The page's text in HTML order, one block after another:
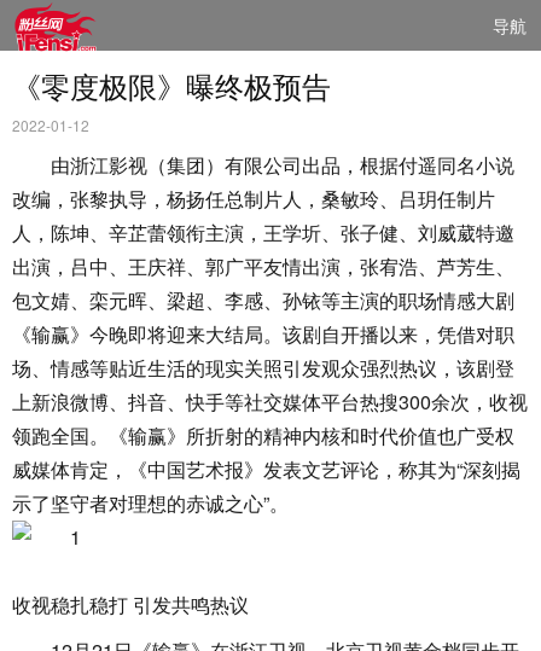
导航
《零度极限》曝终极预告
2022-01-12
由浙江影视（集团）有限公司出品，根据付遥同名小说
改编，张黎执导，杨扬任总制片人，桑敏玲、吕玥任制片
人，陈坤、辛芷蕾领衔主演，王学圻、张子健、刘威葳特邀
出演，吕中、王庆祥、郭广平友情出演，张宥浩、芦芳生、
包文婧、栾元晖、梁超、李感、孙铱等主演的职场情感大剧
《输赢》今晚即将迎来大结局。该剧自开播以来，凭借对职
场、情感等贴近生活的现实关照引发观众强烈热议，该剧登
上新浪微博、抖音、快手等社交媒体平台热搜300余次，收视
领跑全国。《输赢》所折射的精神内核和时代价值也广受权
威媒体肯定，《中国艺术报》发表文艺评论，称其为“深刻揭
示了坚守者对理想的赤诚之心”。
收视稳扎稳打 引发共鸣热议